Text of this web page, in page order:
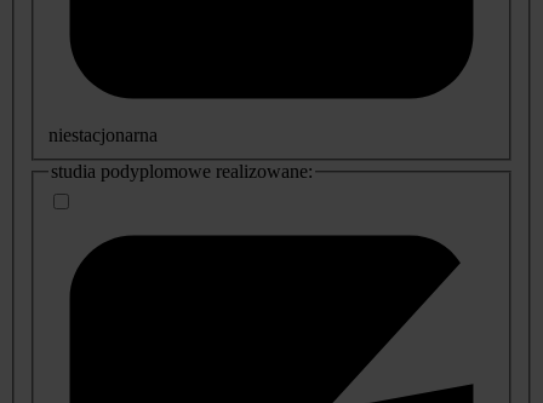
niestacjonarna
studia podyplomowe realizowane: